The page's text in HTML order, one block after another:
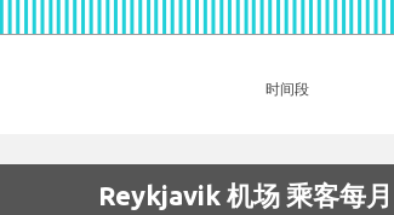
时间段
Reykjavik 机场 乘客每